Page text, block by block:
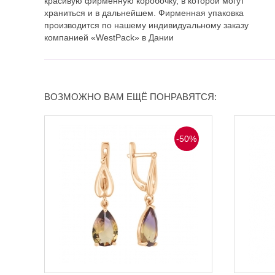
храниться и в дальнейшем. Фирменная упаковка
производится по нашему индивидуальному заказу
компанией «WestPack» в Дании
ВОЗМОЖНО ВАМ ЕЩЁ ПОНРАВЯТСЯ:
-50%